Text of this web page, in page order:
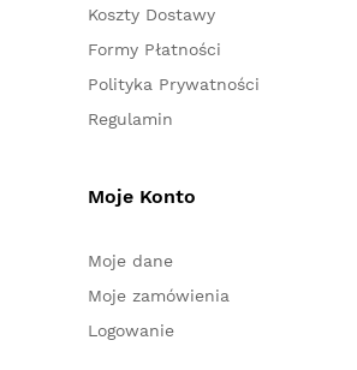
Koszty Dostawy
Formy Płatności
Polityka Prywatności
Regulamin
Moje Konto
Moje dane
Moje zamówienia
Logowanie